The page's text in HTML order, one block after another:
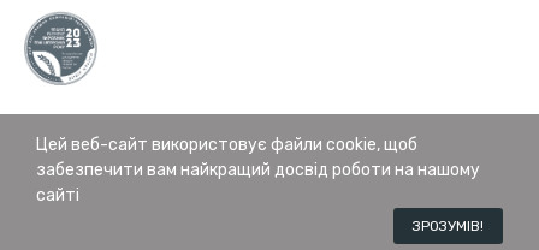
Наш блог
Цей веб-сайт використовує файли cookie, щоб
забезпечити вам найкращий досвід роботи на нашому
сайті
ЗРОЗУМІВ!